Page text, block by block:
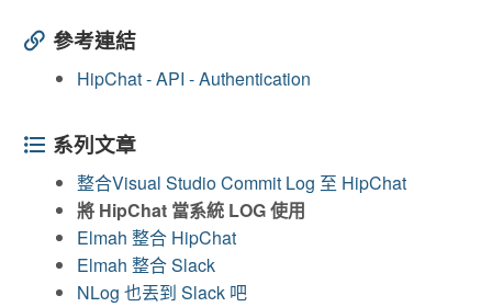
參考連結
HipChat - API - Authentication
系列文章
整合Visual Studio Commit Log 至 HipChat
將 HipChat 當系統 LOG 使用
Elmah 整合 HipChat
Elmah 整合 Slack
NLog 也丟到 Slack 吧